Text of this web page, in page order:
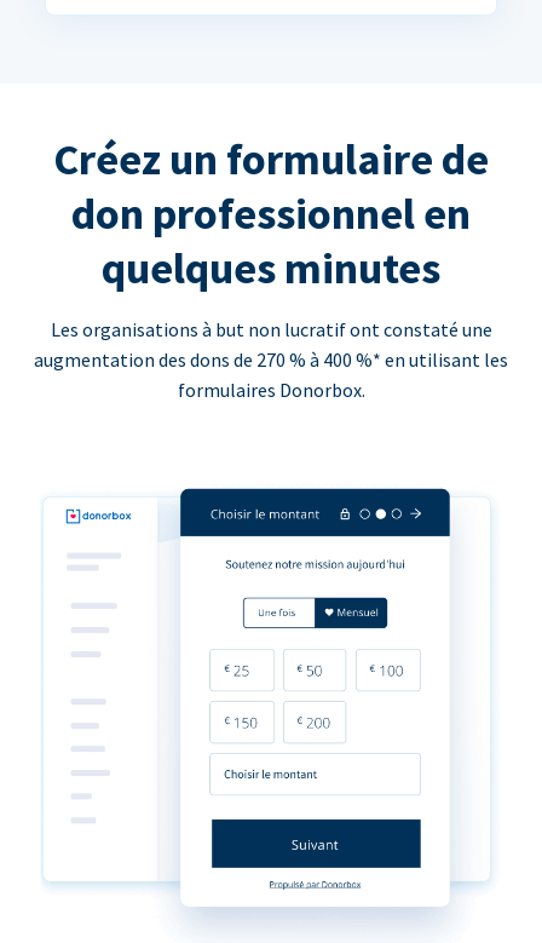
Créez un formulaire de
don professionnel en
quelques minutes
Les organisations à but non lucratif ont constaté une
augmentation des dons de 270 % à 400 %* en utilisant les
formulaires Donorbox.